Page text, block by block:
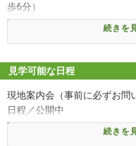
歩6分）
■【小学校】西尾市立矢田小
■【コンビニ】ファミリーマ
■【病院】いながき内科（約
■【スーパー】フィール アエ
続きを
見学可能な日程
現地案内会（事前に必ずお問
日程／公開中
時間／9:00～20:00
現地見学会（事前に必ずお問
続きを